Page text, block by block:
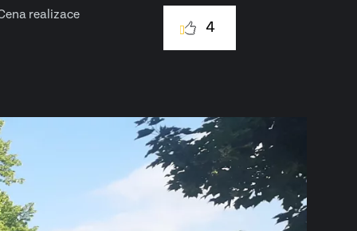
4
realizace